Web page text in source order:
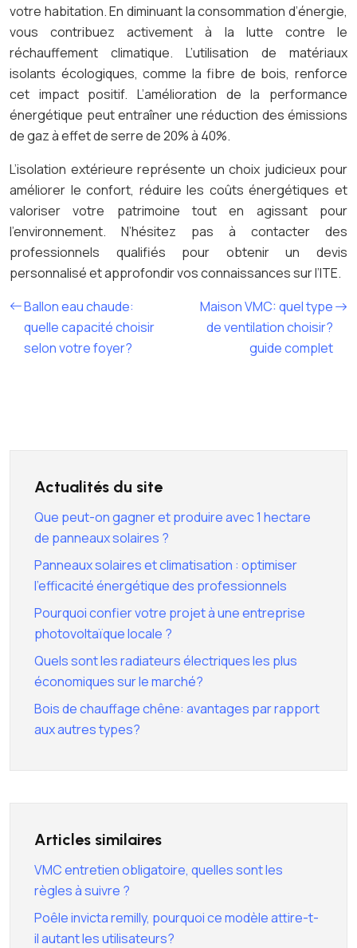
votre habitation. En diminuant la consommation d’énergie,
vous contribuez activement à la lutte contre le
réchauffement climatique. L’utilisation de matériaux
isolants écologiques, comme la fibre de bois, renforce
cet impact positif. L’amélioration de la performance
énergétique peut entraîner une réduction des émissions
de gaz à effet de serre de 20% à 40%.
L’isolation extérieure représente un choix judicieux pour
améliorer le confort, réduire les coûts énergétiques et
valoriser votre patrimoine tout en agissant pour
l’environnement. N’hésitez pas à contacter des
professionnels qualifiés pour obtenir un devis
personnalisé et approfondir vos connaissances sur l’ITE.
Ballon eau chaude:
quelle capacité choisir
selon votre foyer?
Maison VMC: quel type
de ventilation choisir?
guide complet
Actualités du site
Que peut-on gagner et produire avec 1 hectare
de panneaux solaires ?
Panneaux solaires et climatisation : optimiser
l’efficacité énergétique des professionnels
Pourquoi confier votre projet à une entreprise
photovoltaïque locale ?
Quels sont les radiateurs électriques les plus
économiques sur le marché?
Bois de chauffage chêne: avantages par rapport
aux autres types?
Articles similaires
VMC entretien obligatoire, quelles sont les
règles à suivre ?
Poêle invicta remilly, pourquoi ce modèle attire-t-
il autant les utilisateurs?